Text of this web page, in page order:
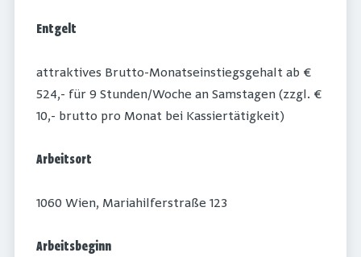
Entgelt
attraktives Brutto-Monatseinstiegsgehalt ab €
524,- für 9 Stunden/Woche an Samstagen (zzgl. €
10,- brutto pro Monat bei Kassiertätigkeit)
Arbeitsort
1060 Wien, Mariahilferstraße 123
Arbeitsbeginn